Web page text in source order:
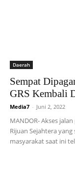
Daerah
Sempat
GRS Kembali
Media7 - Juni 2, 2022
MANDOR- Akses
Rijuan Sejahtera
masyarakat saat ini